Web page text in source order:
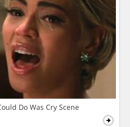
Do Was Cry Scene